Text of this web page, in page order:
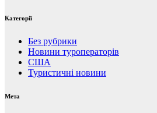
Категорії
Без рубрики
Новини туроператорів
США
Туристичні новини
Мета